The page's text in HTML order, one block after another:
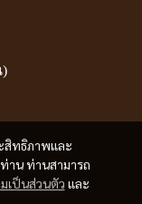
สิทธิภาพและ
าน ท่านสามารถ
เป็นส่วนตัว และ